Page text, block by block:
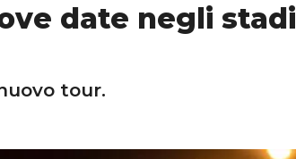
date negli stadi
tour.